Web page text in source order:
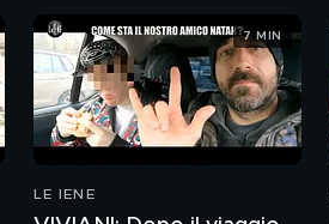
LE IENE
7 MIN